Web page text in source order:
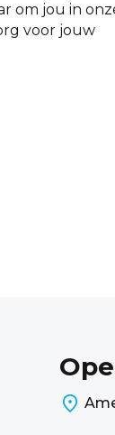
om jou in
voor jouw